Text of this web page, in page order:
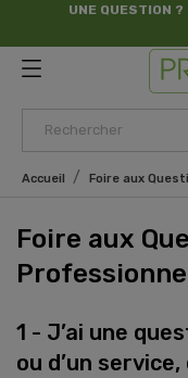
UNE QUESTION
Accueil Foire aux
Foire aux
1 - J’ai une
ou d’un